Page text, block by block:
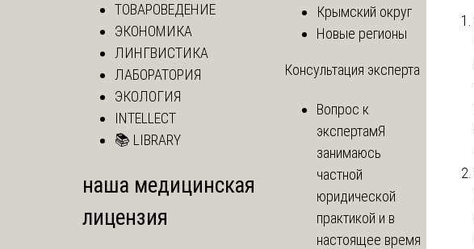
ТОВАРОВЕДЕНИЕ
ЭКОНОМИКА
ЛИНГВИСТИКА
ЛАБОРАТОРИЯ
ЭКОЛОГИЯ
INTELLECT
📚 LIBRARY
наша медицинская
лицензия
Крымский округ
Новые регионы
Консультация эксперта
Вопрос к
экспертамЯ
занимаюсь
частной
юридической
практикой и в
настоящее время